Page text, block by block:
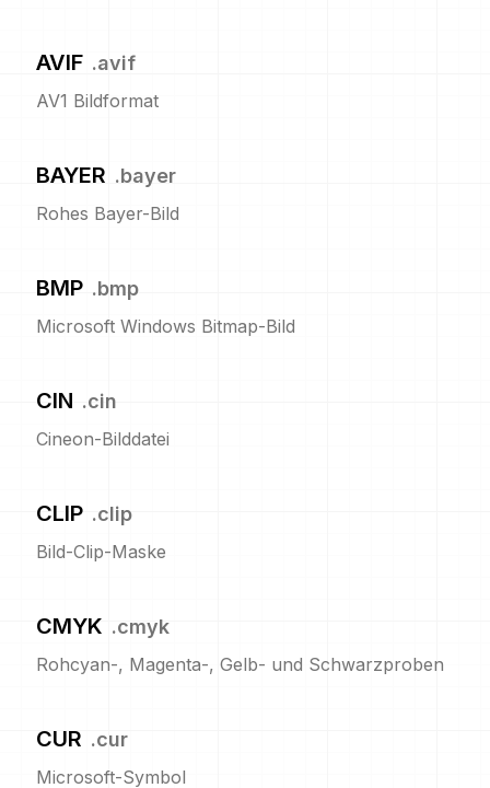
AVIF .avif
AV1 Bildformat
BAYER .bayer
Rohes Bayer-Bild
BMP .bmp
Microsoft Windows Bitmap-Bild
CIN .cin
Cineon-Bilddatei
CLIP .clip
Bild-Clip-Maske
CMYK .cmyk
Rohcyan-, Magenta-, Gelb- und Schwarzproben
CUR .cur
Microsoft-Symbol